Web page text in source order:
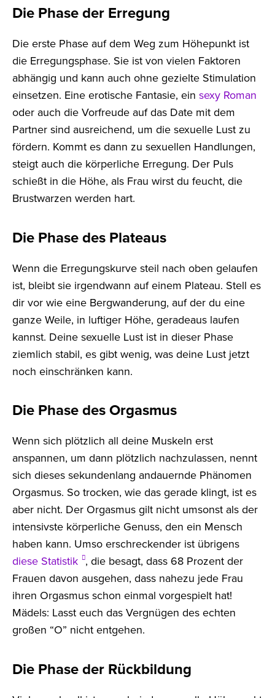
Die Phase der Erregung
Die erste Phase auf dem Weg zum Höhepunkt ist
die Erregungsphase. Sie ist von vielen Faktoren
abhängig und kann auch ohne gezielte Stimulation
einsetzen. Eine erotische Fantasie, ein sexy Roman
oder auch die Vorfreude auf das Date mit dem
Partner sind ausreichend, um die sexuelle Lust zu
fördern. Kommt es dann zu sexuellen Handlungen,
steigt auch die körperliche Erregung. Der Puls
schießt in die Höhe, als Frau wirst du feucht, die
Brustwarzen werden hart.
Die Phase des Plateaus
Wenn die Erregungskurve steil nach oben gelaufen
ist, bleibt sie irgendwann auf einem Plateau. Stell es
dir vor wie eine Bergwanderung, auf der du eine
ganze Weile, in luftiger Höhe, geradeaus laufen
kannst. Deine sexuelle Lust ist in dieser Phase
ziemlich stabil, es gibt wenig, was deine Lust jetzt
noch einschränken kann.
Die Phase des Orgasmus
Wenn sich plötzlich all deine Muskeln erst
anspannen, um dann plötzlich nachzulassen, nennt
sich dieses sekundenlang andauernde Phänomen
Orgasmus. So trocken, wie das gerade klingt, ist es
aber nicht. Der Orgasmus gilt nicht umsonst als der
intensivste körperliche Genuss, den ein Mensch
haben kann. Umso erschreckender ist übrigens
diese Statistik , die besagt, dass 68 Prozent der
Frauen davon ausgehen, dass nahezu jede Frau
ihren Orgasmus schon einmal vorgespielt hat!
Mädels: Lasst euch das Vergnügen des echten
großen “O” nicht entgehen.
Die Phase der Rückbildung